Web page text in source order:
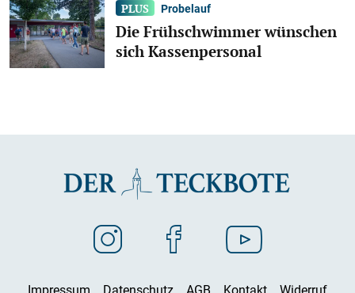
Probelauf
Die Frühschwimmer wünschen
sich Kassenpersonal